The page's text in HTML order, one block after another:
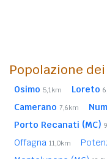
Popolazione
Osimo 5,1km Loreto
Camerano 7,6km
Porto Recanati (MC)
Offagna 11,0km